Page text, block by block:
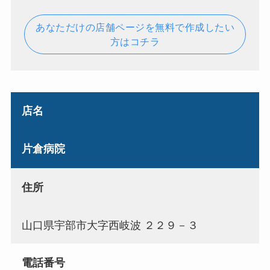
あなただけの店舗ページを無料で作成したい
方はコチラ
店名
片倉病院
住所
山口県宇部市大字西岐波 ２２９－３
電話番号